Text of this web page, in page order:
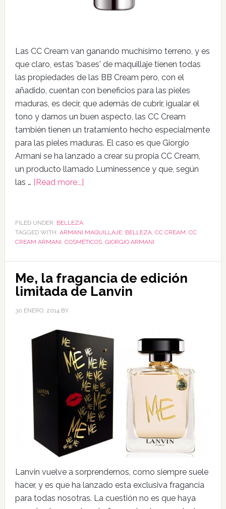
Las CC Cream van ganando muchísimo terreno, y es
que claro, estas 'bases' de maquillaje tienen todas
las propiedades de las BB Cream pero, con el
añadido, cuentan con beneficios para las pieles
maduras, es decir, que además de cubrir, igualar el
tono y darnos un buen aspecto, las CC Cream
también tienen un tratamiento hecho especialmente
para las pieles maduras. El caso es que Giorgio
Armani se ha lanzado a crear su propia CC Cream,
un producto llamado Luminessence y que, según
las … [Read more...]
FILED UNDER: BELLEZA
TAGGED WITH: ARMANI MAQUILLAJE, BELLEZA, CC CREAM CC
CREAM ARMANI COSMÉTICOS, GIORGIO ARMANI
Me, la fragancia de edición
limitada de Lanvin
30 ENERO, 2014 BY
Lanvin vuelve a sorprendernos, como siempre suele
hacer, y es que ha lanzado esta exclusiva fragancia
para todas nosotras. La cuestión no es que haya